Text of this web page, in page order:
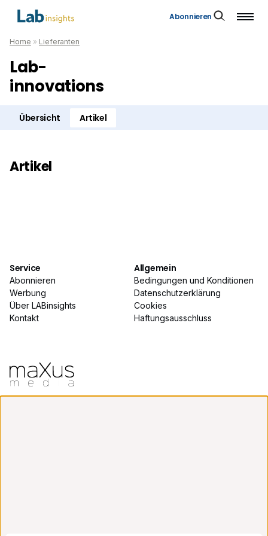
Abonnieren
Home » Lieferanten
Lab-
innovations
Übersicht Artikel
Artikel
Service
Abonnieren
Werbung
Über LABinsights
Kontakt
Allgemein
Bedingungen und Konditionen
Datenschutzerklärung
Cookies
Haftungsausschluss